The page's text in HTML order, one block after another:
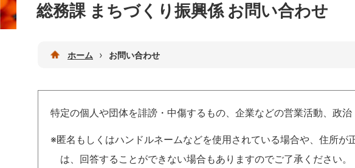
総務課 まちづくり振興係 お問い合わせ
ホーム › お問い合わせ
特定の個人や団体を誹謗・中傷するもの、企業などの営業活動、政治
※匿名もしくはハンドルネームなどを使用されている場合や、住所が
は、回答することができない場合もありますのでご了承ください。